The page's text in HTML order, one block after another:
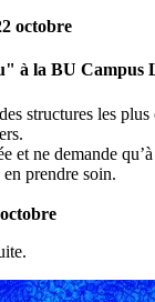
octobre
à la BU Campus
structures les
et ne demande
prendre soin.